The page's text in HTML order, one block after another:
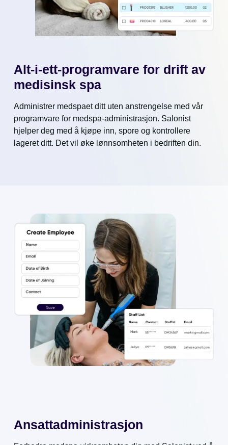
Alt-i-ett-programvare for drift av
medisinsk spa
Administrer medspaet ditt uten anstrengelse med vår
programvare for medspa-administrasjon. Salonist
hjelper deg med å kjøpe inn, spore og kontrollere
lageret ditt. Det vil øke lønnsomheten i bedriften din.
Ansattadministrasjon